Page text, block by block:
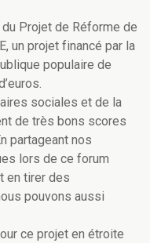
Projet de Réforme de
un projet financé par la
populaire de
sociales et de la
de très bons scores
partageant nos
lors de ce forum
en tirer des
pouvons aussi
ce projet en étroite